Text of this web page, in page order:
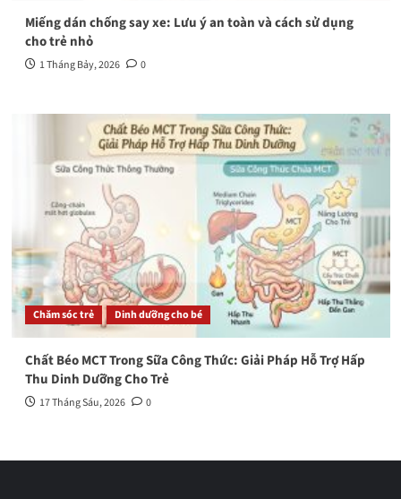
Miếng dán chống say xe: Lưu ý an toàn và cách sử dụng
cho trẻ nhỏ
1 Tháng Bảy, 2026 0
Chăm sóc trẻ Dinh dưỡng cho bé
Chất Béo MCT Trong Sữa Công Thức: Giải Pháp Hỗ Trợ Hấp
Thu Dinh Dưỡng Cho Trẻ
17 Tháng Sáu, 2026 0